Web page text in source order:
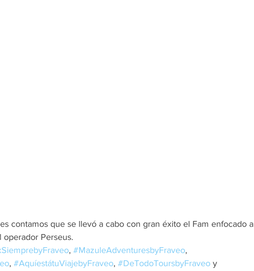
contamos que se llevó a cabo con gran éxito el Fam enfocado a
Perseus.
, #MazuleAdventuresbyFraveo,
, #AquíestátuViajebyFraveo, #DeTodoToursbyFraveo y